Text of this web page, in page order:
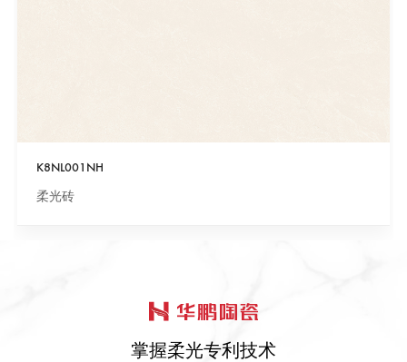
K8NL001NH
柔光砖
掌握柔光专利技术